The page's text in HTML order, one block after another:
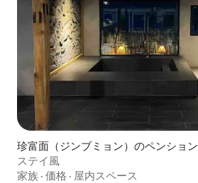
珍富面（ジンブミョン）のペンション
ステイ風
家族 · 価格 · 屋内スペース